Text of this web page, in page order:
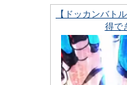
【ドッカンバト
得で